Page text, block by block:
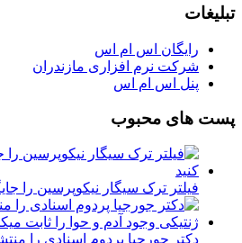
تبلیغات
رایگان اس ام اس
شرکت نرم افزاری مازندران
پنل اس ام اس
پست های محبوب
فیلتر ترک سیگار نیکوپرسین را
دکتر جورجیا پردوم اسنادی را